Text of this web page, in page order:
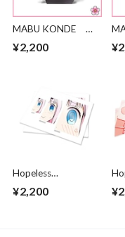
MABU KONDE
Chika Fujiwara Heart
Holding
¥2,200
Hopeless
DEFCON CHIKA
¥2,200